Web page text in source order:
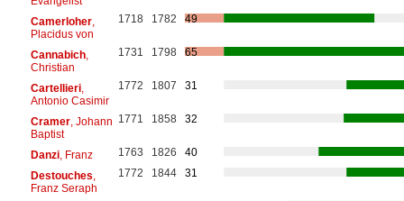
Camerloher,
Placidus von
1718 1782 49
Cannabich,
Christian
1731 1798 65
Cartellieri,
Antonio Casimir
1772 1807 31
Cramer, Johann
Baptist
1771 1858 32
Danzi, Franz 1763 1826
40
Destouches
Franz Seraph
1772 1844 31